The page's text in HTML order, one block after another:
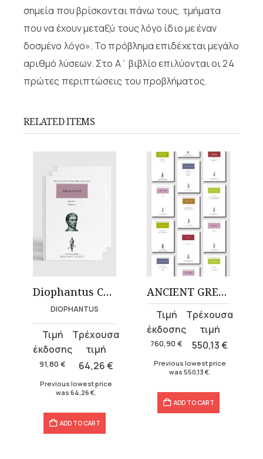
σημεία που βρίσκονται πάνω τους, τμήματα
που να έχουν μεταξύ τους λόγο ίδιο με έναν
δοσμένο λόγο». Το πρόβλημα επιδέχεται μεγάλο
αριθμό λύσεων. Στο Α΄ βιβλίο επιλύονται οι 24
πρώτες περιπτώσεις του προβλήματος.
RELATED ITEMS
Diophantus Complete Works (5 volumes)
DIOPHANTUS
91,80 €
Original
price
was:
64,26€
Current
price
is:
Previous lowest price
was 64,26 €
ADD TO CART
ANCIENT GREEK MATHEMATICS COLLECTION
760,90 €
Original
price
was:
760,90 €.
550,13€
Current
price
is:
550,13 €.
Previous lowest price
was 550,13 €.
ADD TO CART